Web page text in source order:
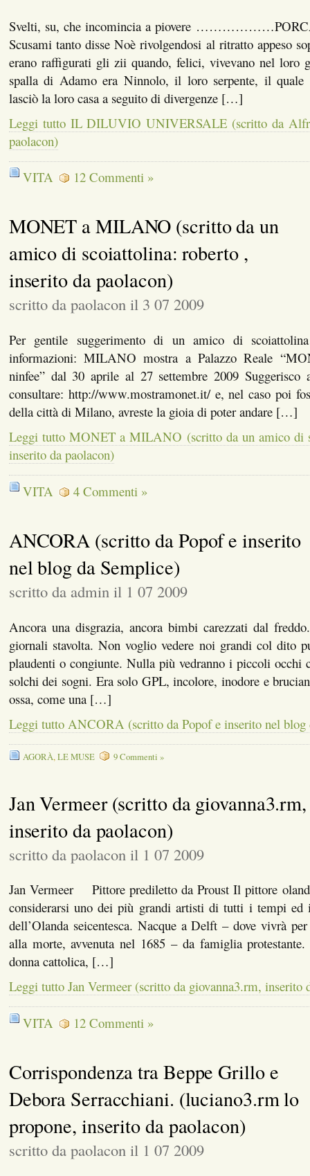
Svelti, su, che incomincia a piovere
Scusami tanto disse Noè rivolgendosi al ritratto appeso
erano raffigurati gli zii quando, felici, vivevano nel loro
spalla di Adamo era Ninnolo, il loro serpente, il quale
lasciò la loro casa a seguito di divergenze […]
Leggi tutto IL DILUVIO UNIVERSALE (scritto da
paolacon)
VITA 12 Commenti »
MONET a MILANO (scritto da un
amico di scoiattolina: roberto ,
inserito da paolacon)
scritto da paolacon il 3 07 2009
Per gentile suggerimento di un amico di
informazioni: MILANO mostra a Palazzo Reale
ninfee” dal 30 aprile al 27 settembre 2009 Suggerisco
consultare: http://www.mostramonet.it/ e, nel caso poi
della città di Milano, avreste la gioia di poter andare […]
Leggi tutto MONET a MILANO (scritto da un amico di
inserito da paolacon)
VITA 4 Commenti »
ANCORA (scritto da Popof e inserito
nel blog da Semplice)
scritto da admin il 1 07 2009
Ancora una disgrazia, ancora bimbi carezzati dal
giornali stavolta. Non voglio vedere noi grandi col dito
plaudenti o congiunte. Nulla più vedranno i piccoli occhi
solchi dei sogni. Era solo GPL, incolore, inodore e
ossa, come una […]
Leggi tutto ANCORA (scritto da Popof e inserito nel blog
AGORÀ,LE MUSE 9 Commenti »
Jan Vermeer (scritto da giovanna3.rm,
inserito da paolacon)
scritto da paolacon il 1 07 2009
Jan Vermeer Pittore prediletto da Proust Il pittore
considerarsi uno dei più grandi artisti di tutti i tempi ed
dell’Olanda seicentesca. Nacque a Delft – dove vivrà
alla morte, avvenuta nel 1685 – da famiglia
donna cattolica, […]
Leggi tutto Jan Vermeer (scritto da giovanna3.rm, inserito
VITA 12 Commenti »
Corrispondenza tra Beppe Grillo e
Debora Serracchiani. (luciano3.rm lo
propone, inserito da paolacon)
scritto da paolacon il 1 07 2009